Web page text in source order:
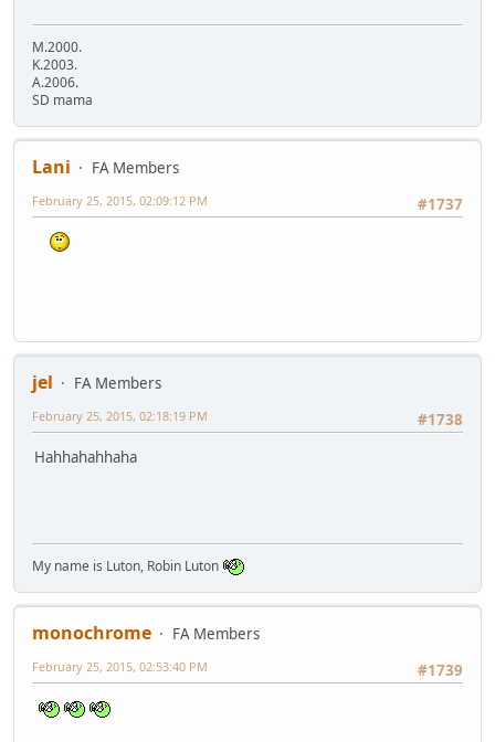
M.2000.
K.2003.
A.2006.
SD mama
Lani
FA Members
#1737
February 25, 2015, 02:09:12 PM
jel
FA Members
#1738
February 25, 2015, 02:18:19 PM
Hahhahahhaha
My name is Luton, Robin Luton
monochrome
FA Members
#1739
February 25, 2015, 02:53:40 PM